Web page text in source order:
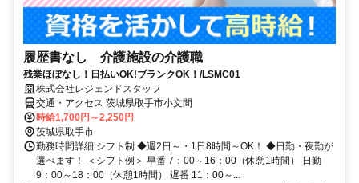
履歴書なし 介護施設の介護職
残業ほぼなし！日払いOK!ブランクOK！/LSMC01
株式会社レジェンドスタッフ
交通・アクセス 茨城県取手市小文間
時給1,700円～2,250円
茨城県取手市
勤務時間詳細 シフト制 ◆週2日～・1日8時間～OK！ ◆日勤・夜勤が
選べます！ ＜シフト例＞ 早番 7：00～16：00（休憩1時間） 日勤
9：00～18：00（休憩1時間） 遅番 11：00～...